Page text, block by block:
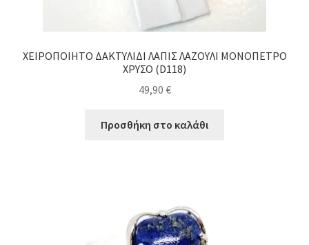
ΧΕΙΡΟΠΟΙΗΤΟ ΔΑΚΤΥΛΙΔΙ ΛΑΠΙΣ ΛΑΖΟΥΛΙ ΜΟΝΟΠΕΤΡΟ
ΧΡΥΣΟ (D118)
49,90 €
Προσθήκη στο καλάθι